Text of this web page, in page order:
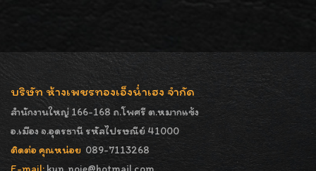
บริษัท ห้างเพชรทองเอ็งน่ำเฮง จำกัด
สำนักงานใหญ่ 166-168 ถ.โพศรี ต.หมากแข้ง
อ.เมือง จ.อุดรธานี รหัสไปรษณีย์ 41000
ติดต่อ คุณหน่อย 089-7113268